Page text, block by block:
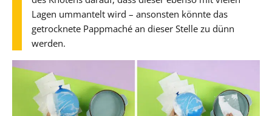
Lagen ummantelt wird – ansonsten könnte das
getrocknete Pappmaché an dieser Stelle zu dünn
werden.